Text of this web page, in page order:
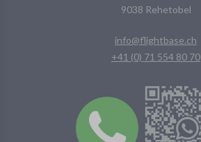
9038 Rehetobel
info@flightbase.ch
+41 (0) 71 554 80 70